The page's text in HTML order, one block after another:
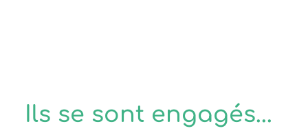
Ils se sont engagés...